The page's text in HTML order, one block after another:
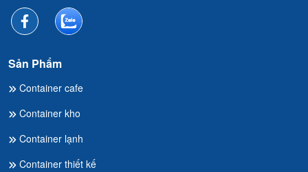
Sản Phẩm
Container cafe
Container kho
Container lạnh
Container thiết kế